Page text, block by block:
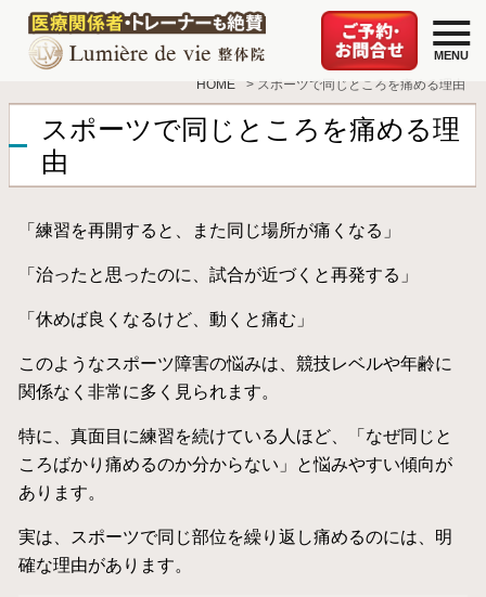
HOME > スポーツで同じところを痛める理由
スポーツで同じところを痛める理
由
「練習を再開すると、また同じ場所が痛くなる」
「治ったと思ったのに、試合が近づくと再発する」
「休めば良くなるけど、動くと痛む」
このようなスポーツ障害の悩みは、競技レベルや年齢に
関係なく非常に多く見られます。
特に、真面目に練習を続けている人ほど、「なぜ同じと
ころばかり痛めるのか分からない」と悩みやすい傾向が
あります。
実は、スポーツで同じ部位を繰り返し痛めるのには、明
確な理由があります。